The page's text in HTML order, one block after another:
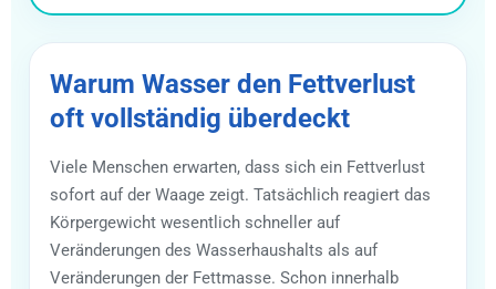
Warum Wasser den Fettverlust
oft vollständig überdeckt
Viele Menschen erwarten, dass sich ein Fettverlust
sofort auf der Waage zeigt. Tatsächlich reagiert das
Körpergewicht wesentlich schneller auf
Veränderungen des Wasserhaushalts als auf
Veränderungen der Fettmasse. Schon innerhalb